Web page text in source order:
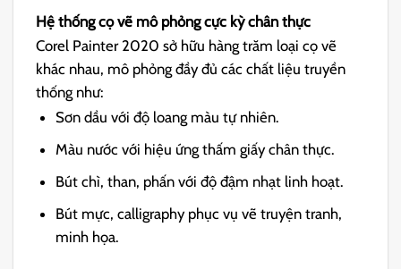
Hệ thống cọ vẽ mô phỏng cực kỳ chân thực
Corel Painter 2020 sở hữu hàng trăm loại cọ vẽ
khác nhau, mô phỏng đầy đủ các chất liệu truyền
thống như:
Sơn dầu với độ loang màu tự nhiên.
Màu nước với hiệu ứng thấm giấy chân thực.
Bút chì, than, phấn với độ đậm nhạt linh hoạt.
Bút mực, calligraphy phục vụ vẽ truyện tranh,
minh họa.